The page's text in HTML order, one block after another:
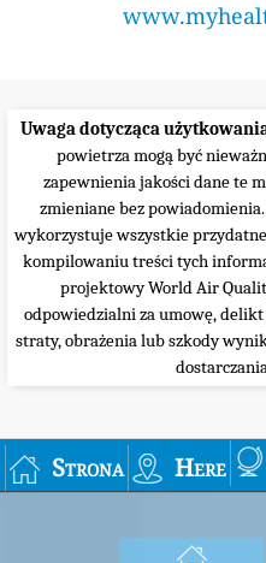
Uwaga dotycząca
powietrza mogą być
zapewnienia jakości dane te
zmieniane bez
wykorzystuje wszystkie
kompilowaniu treści tych
projektowy World Air
odpowiedzialni za umowę,
straty, obrażenia lub szkody
Strona Here